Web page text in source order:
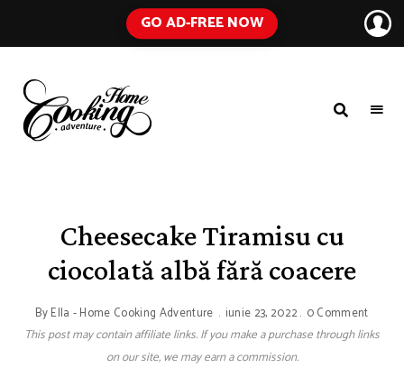
GO AD-FREE NOW
Everyday
IngredientsCheesecake Tiramisu cu
ciocolată albă fără coacere
ByElla - Home Cooking Adventure iunie 23, 2022 0 Comment
This post may contain affiliate links. If you make a purchase through links
on our site, we may earn a commission.